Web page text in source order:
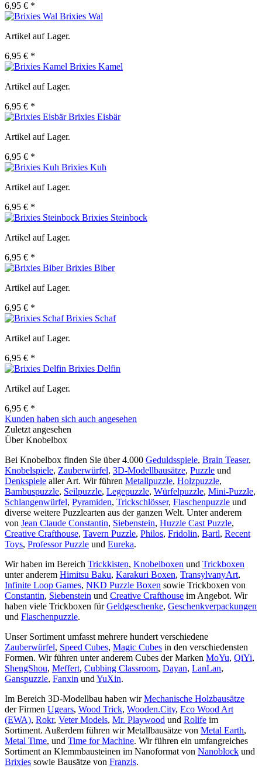
6,95 € *
Brixies Wal
Artikel auf Lager.
6,95 € *
Brixies Kamel
Artikel auf Lager.
6,95 € *
Brixies Eisbär
Artikel auf Lager.
6,95 € *
Brixies Kuh
Artikel auf Lager.
6,95 € *
Brixies Steinbock
Artikel auf Lager.
6,95 € *
Brixies Biber
Artikel auf Lager.
6,95 € *
Brixies Schaf
Artikel auf Lager.
6,95 € *
Brixies Delfin
Artikel auf Lager.
6,95 € *
Kunden haben sich auch angesehen
Zuletzt angesehen
Über Knobelbox
Bei Knobelbox finden Sie über 4.000 Geduldsspiele, Brain Teaser,
Knobelspiele, Zauberwürfel, 3D-Modellbausätze, Puzzle und
Denkspiele aller Art. Wir führen Metallpuzzle, Holzpuzzle,
Bambuspuzzle, Seilpuzzle, Legepuzzle, Würfelpuzzle, Mini-Puzzle,
Schlangenwürfel, Pyramiden, Trickschlösser, Flaschenpuzzle und
diverse weitere Puzzlearten aus der ganzen Welt. Unter anderem
von Jean Claude Constantin, Siebenstein, Huzzle Cast Puzzle,
Creative Crafthouse, Tavern Puzzle, Philos, Fridolin, Bartl, Recent
Toys, Professor Puzzle und Eureka.
Wir haben im Bereich Trickkisten, Knobelboxen und Trickboxen
unter anderem Himitsu Baku, Karakuri Boxen, TransylvanyArt,
Infinite Loop Games, NKD Puzzle Boxen sowie Trickboxen von
Constantin, Siebenstein und Creative Crafthouse im Angebot. Wir
haben viele Trickboxen fürGeldgeschenke, Geschenkverpackungen
und Flaschenpuzzle.
Unser Sortiment umfasst mehrere hundert verschiedene
Zauberwürfel, Speed Cubes, Magic Cubes in den verschiedensten
Formen. Wir führen unter anderem Cubes der Marken MoYu, QiYi,
ShengShou, Meffert, Cubbing Classroom, Dayan, LanLan,
Ganspuzzle, Fanxin und YuXin.
Im Bereich 3D-Modellbau haben wirMechanische Holzbausätze
der Firmen Ugears, Wood Trick, Wooden.City, Eco Wood Art
(EWA), Rokr, Veter Models, Mr. Playwood und Rolife im
Sortiment. Außerdem führen wir Metallbausätze von Metal Earth,
Metal Time, und Time for Machine. Wir führen ein umfangreiches
Sortiment an Klemmbausteinen im Nanoformat von Nanoblock und
Brixies sowie Bausätze von Franzis.